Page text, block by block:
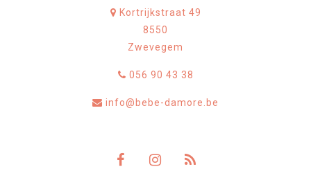
Kortrijkstraat 49
8550
Zwevegem
056 90 43 38
info@bebe-damore.be